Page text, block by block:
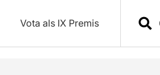
Vota als IX Premis